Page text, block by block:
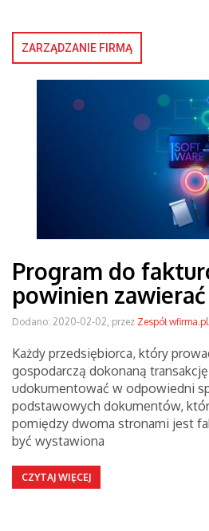
ZARZĄDZANIE FIRMĄ
Program do
powinien zawierać
Dodano: 2020-02-02, przez Zespół wfirma.pl
Każdy przedsiębiorca, który
gospodarczą dokonaną
udokumentować w odpowiedni
podstawowych dokumentów,
pomiędzy dwoma stronami jest
być wystawiona
CZYTAJ WIĘCEJ